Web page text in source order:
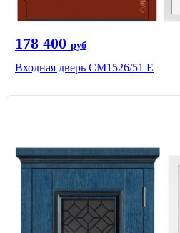
178 400 руб
Входная дверь CМ1526/51 Е